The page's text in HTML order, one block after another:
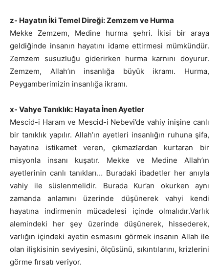
z- Hayatın İki Temel Direği: Zemzem ve Hurma
Mekke Zemzem, Medine hurma şehri. İkisi bir araya
geldiğinde insanın hayatını idame ettirmesi mümkündür.
Zemzem susuzluğu giderirken hurma karnını doyurur.
Zemzem, Allah’ın insanlığa büyük ikramı. Hurma,
Peygamberimizin insanlığa ikramı.
x- Vahye Tanıklık: Hayata İnen Ayetler
Mescid-i Haram ve Mescid-i Nebevi’de vahiy inişine canlı
bir tanıklık yapılır. Allah’ın ayetleri insanlığın ruhuna şifa,
hayatına istikamet veren, çıkmazlardan kurtaran bir
misyonla insanı kuşatır. Mekke ve Medine Allah’ın
ayetlerinin canlı tanıkları… Buradaki ibadetler her anıyla
vahiy ile süslenmelidir. Burada Kur’an okurken aynı
zamanda anlamını üzerinde düşünerek vahyi kendi
hayatına indirmenin mücadelesi içinde olmalıdır.Varlık
alemindeki her şey üzerinde düşünerek, hissederek,
varlığın içindeki ayetin esmasını görmek insanın Allah ile
olan ilişkisinin seviyesini, ölçüsünü, sıkıntılarını, krizlerini
görme fırsatı veriyor.